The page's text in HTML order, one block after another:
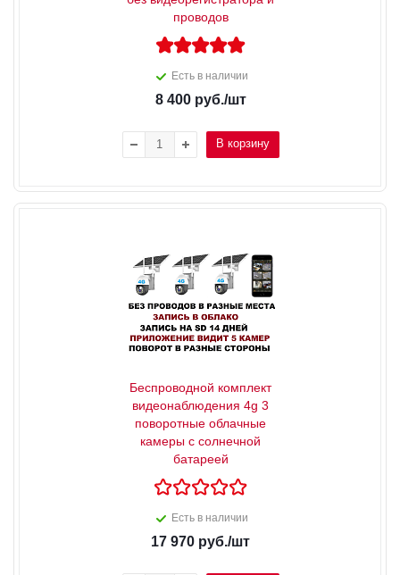
проводов
Есть в наличии
8 400руб./шт
В корзину
Беспроводной комплект
видеонаблюдения 4g 3
поворотные облачные
камеры с солнечной
батареей
Есть в наличии
17 970 руб./шт